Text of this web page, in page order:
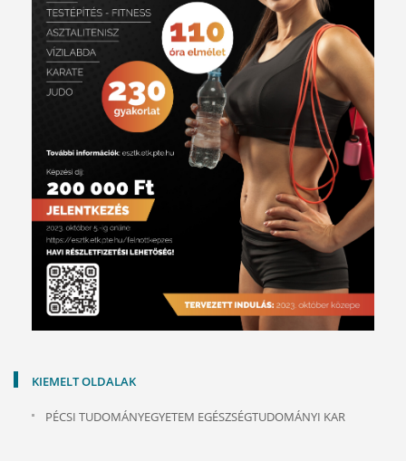
KIEMELT OLDALAK
PÉCSI TUDOMÁNYEGYETEM EGÉSZSÉGTUDOMÁNYI KAR